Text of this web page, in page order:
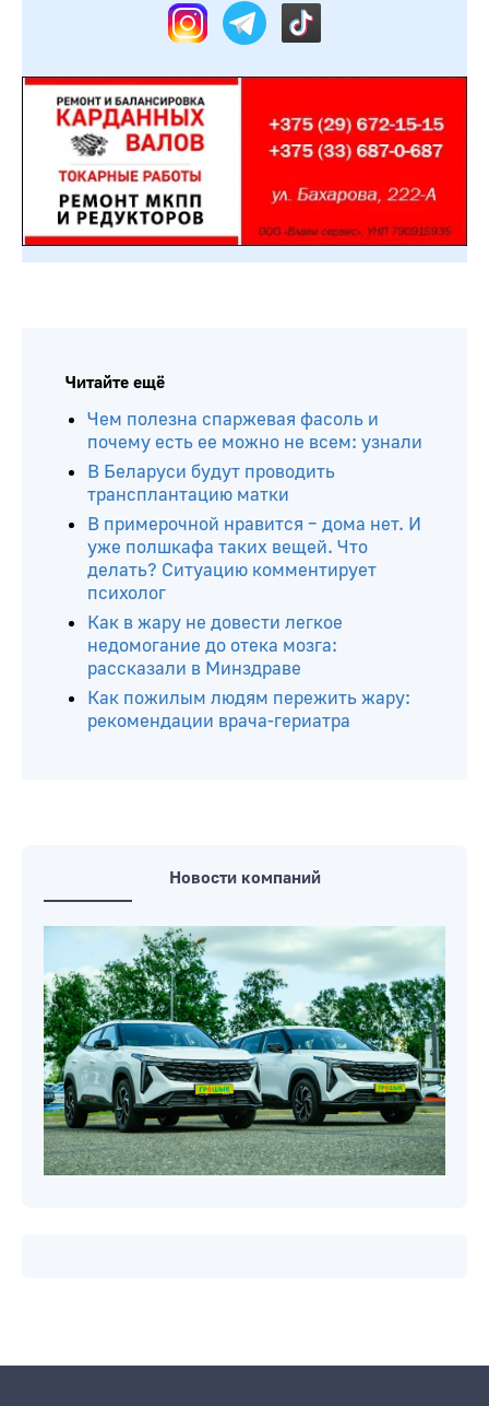
Читайте ещё
Чем полезна спаржевая фасоль и
почему есть ее можно не всем: узнали
В Беларуси будут проводить
трансплантацию матки
В примерочной нравится – дома нет. И
уже полшкафа таких вещей. Что
делать? Ситуацию комментирует
психолог
Как в жару не довести легкое
недомогание до отека мозга:
рассказали в Минздраве
Как пожилым людям пережить жару:
рекомендации врача-гериатра
Новости компаний